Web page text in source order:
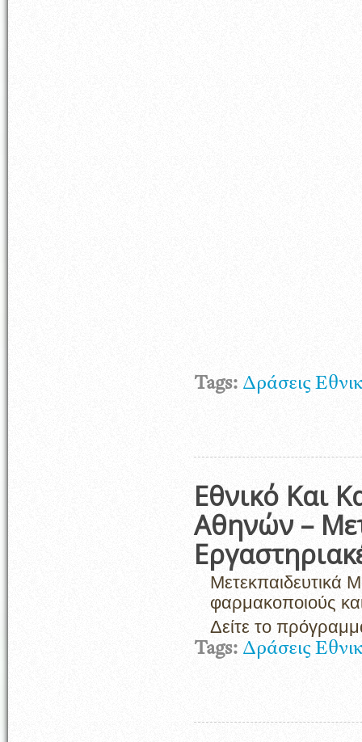
Tags: Δράσεις
Εθνικό Και
Αθηνών –
Μετεκπαιδευτικά
φαρμακοποιούς
Δείτε το
Tags: Δράσεις